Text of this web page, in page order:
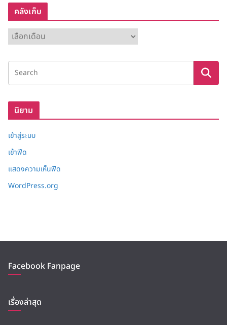
คลังเก็บ
ลั
ง
ก็
นิยาม
เข้าสู่ระบบ
เข้าฟีด
แสดงความเห็นฟีด
WordPress.org
Facebook Fanpage
เรื่องล่าสุด